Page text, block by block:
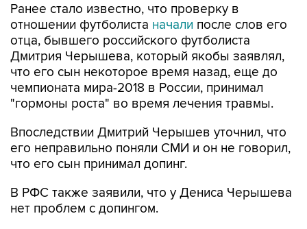
Ранее стало известно, что проверку в
отношении футболиста начали после слов его
отца, бывшего российского футболиста
Дмитрия Черышева, который якобы заявлял,
что его сын некоторое время назад, еще до
чемпионата мира-2018 в России, принимал
"гормоны роста" во время лечения травмы.
Впоследствии Дмитрий Черышев уточнил, что
его неправильно поняли СМИ и он не говорил,
что его сын принимал допинг.
В РФС также заявили, что у Дениса Черышева
нет проблем с допингом.